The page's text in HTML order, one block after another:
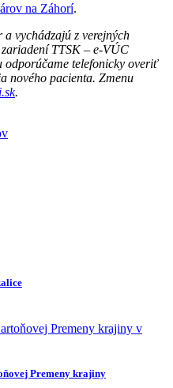
na Záhorí.
vychádzajú z verejných
TTSK – e-VÚC
odporúčame telefonicky overiť
nového pacienta. Zmenu
.
Premeny krajiny